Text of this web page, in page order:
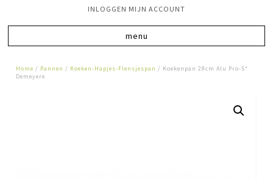
INLOGGEN MIJN ACCOUNT
Home / Pannen / Koeken-Hapjes-Flensjespan / Koekenpan 28cm Alu Pro-5*
Demeyere